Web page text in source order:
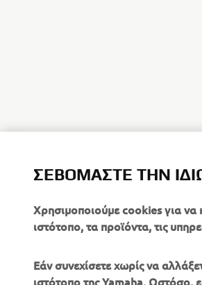
ΣΕΒΌΜΑΣΤΕ ΤΗΝ
Χρησιμοποιούμε cookies για να
ιστότοπο, τα προϊόντα, τις
Εάν συνεχίσετε χωρίς να
ιστότοπο της Yamaha. Ωστόσο,